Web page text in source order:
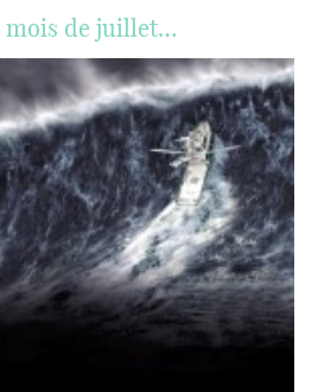
mois de juillet…